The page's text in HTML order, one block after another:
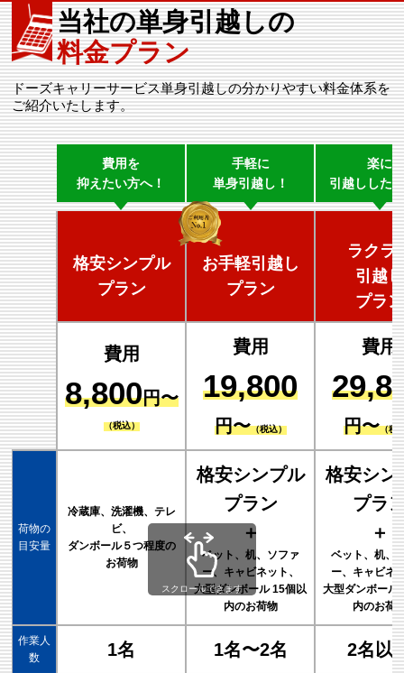
当社の単身引越しの
料金プラン
ドーズキャリーサービス単身引越しの分かりやすい料金体系を
ご紹介いたします。
費用を
抑えたい方へ！
手軽に
単身引越し！
楽に
引越しした
格安シンプル
プラン
お手軽引越し
プラン
ラクラ
引越し
プラン
費用
8,800円〜
（税込）
費用
19,800
円〜（税込）
費用
円〜（税
荷物の
目安量
冷蔵庫、洗濯機、テレ
ビ、
ダンボール５つ程度の
お荷物
格安シンプル
プラン
＋
ベット、机、ソファ
ー、キャビネット、
大型ダンボール 15個以
内のお荷物
格安シン
プラ
＋
ベット、机、
ー、キャビネ
大型ダンボール
内のお荷
作業人
数
1名 1名〜2名 2名以
スクロールできます